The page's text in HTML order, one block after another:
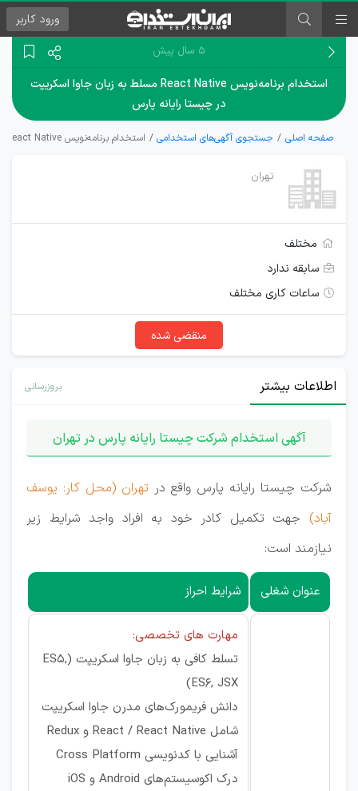
ورود کاربر
۵ سال پیش
استخدام برنامه‌نویس React Native مسلط به زبان جاوا اسکریپت
در چیستا رایانه پارس
صفحه اصلی جستجوی آگهی‌های استخدامی استخدام برنامه‌نویس React Native مسلط به زبان جاوا اسکریپت در چیستا رایانه پارس
تهران
مختلف
سابقه ندارد
ساعات کاری مختلف
منقضی شده
اطلاعات بیشتر بروزرسانی
آگهی استخدام شرکت چیستا رایانه پارس در تهران
شرکت چیستا رایانه پارس واقع در تهران (محل کار: یوسف
آباد) جهت تکمیل کادر خود به افراد واجد شرایط زیر
نیازمند است:
عنوان شغلی شرایط احراز
مهارت های تخصصی:
تسلط کافی به زبان جاوا اسکریپت (ES5,
ES6, JSX)
دانش فریمورک‌های مدرن جاوا اسکریپت
شامل React / React Native و Redux
آشنایی با کدنویسی Cross Platform
درک اکوسیستم‌های Android و iOS